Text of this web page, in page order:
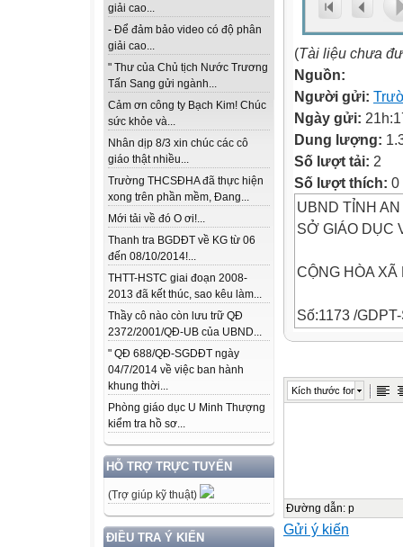
giải cao...
- Để đảm bảo video có độ phân
giải cao...
" Thư của Chủ tịch Nước Trương
Tấn Sang gửi ngành...
Cảm ơn công ty Bạch Kim! Chúc
sức khỏe và...
Nhân dịp 8/3 xin chúc các cô
giáo thật nhiều...
Trường THCSĐHA đã thực hiện
xong trên phần mềm, Đang...
Mới tải về đó O ơi!...
Thanh tra BGDĐT về KG từ 06
đến 08/10/2014!...
THTT-HSTC giai đoạn 2008-
2013 đã kết thúc, sao kêu làm...
Thầy cô nào còn lưu trữ QĐ
2372/2001/QĐ-UB của UBND...
" QĐ 688/QĐ-SGDĐT ngày
04/7/2014 về việc ban hành
khung thời...
Phòng giáo dục U Minh Thượng
kiểm tra hồ sơ...
HỖ TRỢ TRỰC TUYẾN
(Trợ giúp kỹ thuật)
ĐIỀU TRA Ý KIẾN
(Tài liệu chưa
Nguồn:
Người gửi:
Ngày gửi:
Dung lượng:
Số lượt tải: 2
Số lượt thích: 0
UBND TỈNH
SỞ GIÁO DỤC
CỘNG HÒA XÃ
Số:1173 /
sinh phổ thông,
Kính gửi:
- UBND xã,
Kích thước font
Đường dẫn: p
Gửi ý kiến